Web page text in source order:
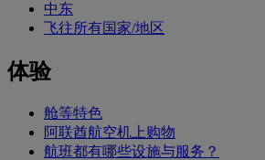
中东
飞往所有国家/地区
体验
舱等特色
阿联酋航空机上购物
航班都有哪些设施与服务？